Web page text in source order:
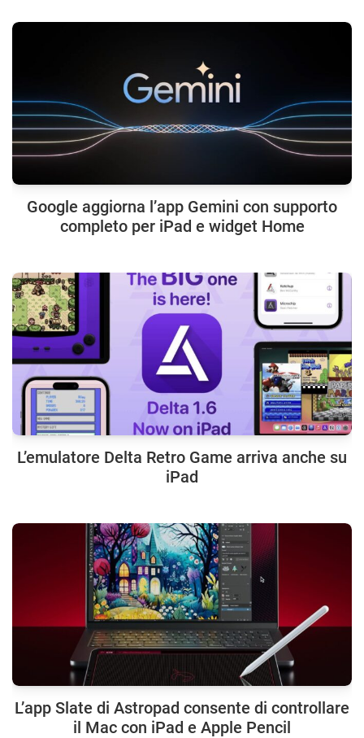
Google aggiorna l’app Gemini con supporto
completo per iPad e widget Home
L’emulatore Delta Retro Game arriva anche su
iPad
L’app Slate di Astropad consente di controllare
il Mac con iPad e Apple Pencil